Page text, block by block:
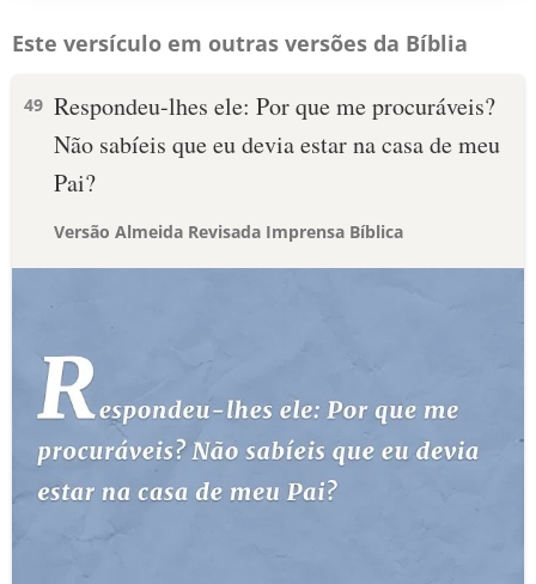
Este versículo em outras versões da Bíblia
49 Respondeu-lhes ele: Por que me procuráveis?
Não sabíeis que eu devia estar na casa de meu
Pai?
Versão Almeida Revisada Imprensa Bíblica